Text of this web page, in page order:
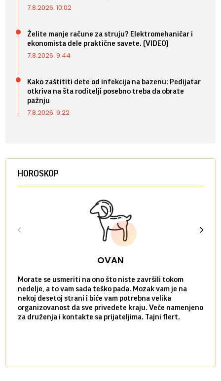
7.8.2026. 10:02
Želite manje račune za struju? Elektromehaničar i
ekonomista dele praktične savete. (VIDEO)
7.8.2026. 9:44
Kako zaštititi dete od infekcija na bazenu: Pedijatar
otkriva na šta roditelji posebno treba da obrate
pažnju
7.8.2026. 9:22
HOROSKOP
OVAN
Morate se usmeriti na ono što niste završili tokom
nedelje, a to vam sada teško pada. Mozak vam je na
nekoj desetoj strani i biće vam potrebna velika
organizovanost da sve privedete kraju. Veče namenjeno
za druženja i kontakte sa prijateljima. Tajni flert.